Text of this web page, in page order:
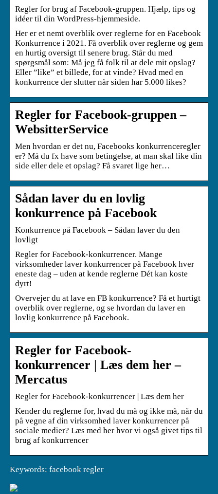
Regler for brug af Facebook-gruppen. Hjælp, tips og
idéer til din WordPress-hjemmeside.
Her er et nemt overblik over reglerne for en Facebook
Konkurrence i 2021. Få overblik over reglerne og gem
en hurtig oversigt til senere brug. Står du med
spørgsmål som: Må jeg få folk til at dele mit opslag?
Eller ”like” et billede, for at vinde? Hvad med en
konkurrence der slutter når siden har 5.000 likes?
Regler for Facebook-gruppen –
WebsitterService
Men hvordan er det nu, Facebooks konkurrenceregler
er? Må du fx have som betingelse, at man skal like din
side eller dele et opslag? Få svaret lige her…
Sådan laver du en lovlig
konkurrence på Facebook
Konkurrence på Facebook – Sådan laver du den
lovligt
Regler for Facebook-konkurrencer. Mange
virksomheder laver konkurrencer på Facebook hver
eneste dag – uden at kende reglerne Dét kan koste
dyrt!
Overvejer du at lave en FB konkurrence? Få et hurtigt
overblik over reglerne, og se hvordan du laver en
lovlig konkurrence på Facebook.
Regler for Facebook-
konkurrencer | Læs dem her –
Mercatus
Regler for Facebook-konkurrencer | Læs dem her
Kender du reglerne for, hvad du må og ikke må, når du
på vegne af din virksomhed laver konkurrencer på
sociale medier? Læs med her hvor vi også givet tips til
brug af konkurrencer
Keywords: facebook regler